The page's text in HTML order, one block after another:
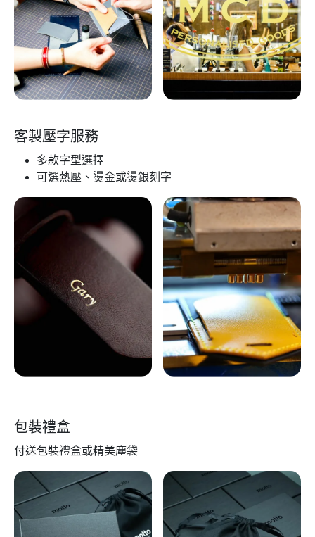
客製壓字服務
多款字型選擇
可選熱壓、燙金或燙銀刻字
包裝禮盒
付送包裝禮盒或精美塵袋